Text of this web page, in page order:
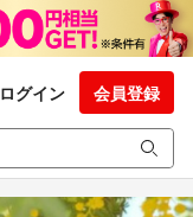
ログイン 会員登録